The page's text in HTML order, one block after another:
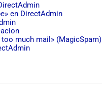
en DirectAdmin
much mail» (MagicSpam)